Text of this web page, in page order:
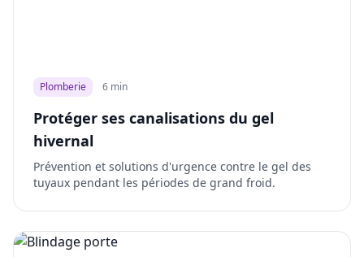
Plomberie 6 min
Protéger ses canalisations du gel
hivernal
Prévention et solutions d'urgence contre le gel des
tuyaux pendant les périodes de grand froid.